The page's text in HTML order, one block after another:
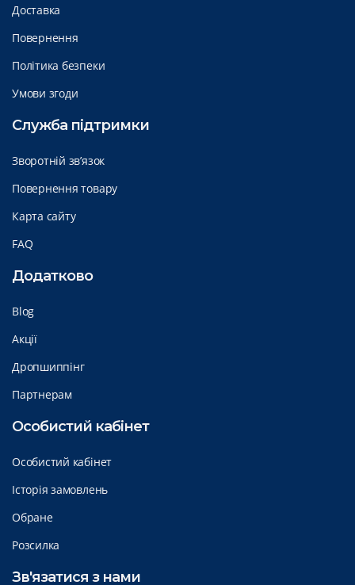
Доставка
Повернення
Політика безпеки
Умови згоди
Служба підтримки
Зворотній зв’язок
Повернення товару
Карта сайту
FAQ
Додатково
Blog
Акції
Дропшиппінг
Партнерам
Особистий кабінет
Особистий кабінет
Історія замовлень
Обране
Розсилка
Зв'язатися з нами